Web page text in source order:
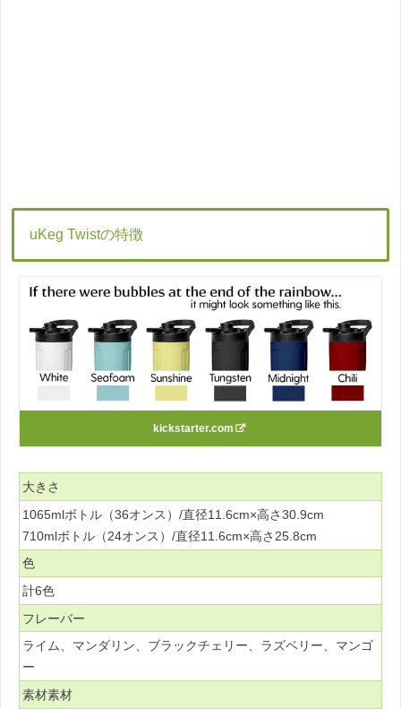
uKeg Twistの特徴
kickstarter.com
大きさ
1065mlボトル（36オンス）/直径11.6cm×高さ30.9cm
710mlボトル（24オンス）/直径11.6cm×高さ25.8cm
色
計6色
フレーバー
ライム、マンダリン、ブラックチェリー、ラズベリー、マンゴ
ー
素材素材